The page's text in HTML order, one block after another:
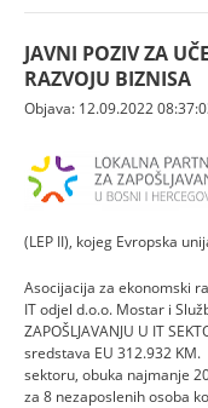
JAVNI POZIV ZA
RAZVOJU BIZNISA
Objava: 12.09.2022
(LEP II), kojeg Evropska
Asocijacija za ekonomski
IT odjel d.o.o. Mostar i
ZAPOŠLJAVANJU U IT
sredstava EU 312.932
sektoru, obuka najmanje
za 8 nezaposlenih osoba